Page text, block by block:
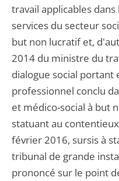
travail applicables
services du secteur
but non lucratif et,
2014 du ministre du
dialogue social portant
professionnel conclu
et médico-social à but
statuant au
février 2016, sursis à
tribunal de grande
prononcé sur le point